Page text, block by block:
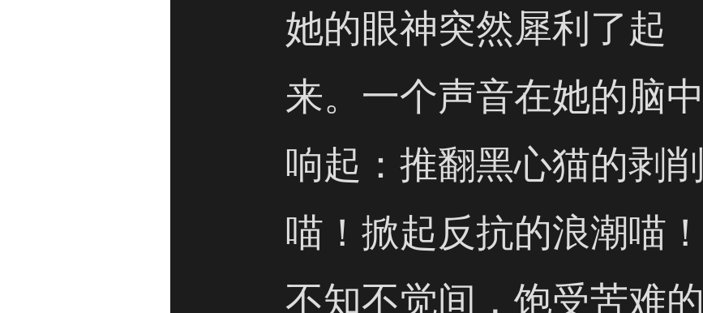
她的眼神突然犀利了起
来。一个声音在她的脑中
响起：推翻黑心猫的剥削
喵！掀起反抗的浪潮喵！
不知不觉间，饱受苦难的